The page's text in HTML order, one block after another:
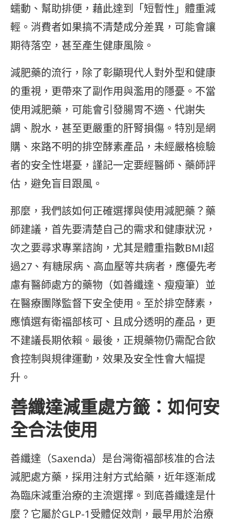
蠕動、幫助排便，藉此達到「短暫性」體重減
輕。消費者如果搞不清楚成分差異，可能會讓
期待落空，甚至產生健康風險。
減肥藥的流行，除了彰顯現代人對外型和健康
的重視，更帶來了副作用與濫用的隱憂。不當
使用減肥藥，可能會引發腸胃不適、代謝失
調、脫水，甚至更嚴重的肝腎損傷。特別是網
購、來路不明的排空酵素產品，未經嚴格檢驗
者的安全性堪憂，謹記一定要經醫師、藥師評
估，避免盲目跟風。
那麼，我們該如何正確選擇與使用減肥藥？藥
師建議，首先要清楚自己的需求和健康狀況，
次之要尋求專業諮詢，尤其是體重指數BMI超
過27、有糖尿病、高血壓等共病者，應優先考
慮有醫師處方的藥物（如善纖達、瘦瘦筆）並
在醫療團隊監督下安全使用。至於排空酵素，
應慎選有衛福部核可、且成分透明的產品，更
不建議長期依賴。最後，正規藥物仍需配合飲
食控制與規律運動，效果及安全性會大幅提
升。
善纖達減重處方籤：如何安
全合法使用
善纖達（Saxenda）是台灣衛福部核准的合法
減肥處方藥，採用注射方式給藥，近年逐漸成
為臨床減重治療的主流選擇。到底善纖達是什
麼？它屬於GLP-1受體促效劑，最早用於治療